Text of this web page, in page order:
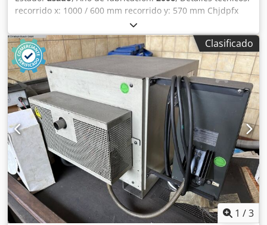
recorrido x: 1000 / 600 mm recorrido y: 570 mm Chjdpfx
Aleu Idfrs Aja recorrido z: 570 mm Control: Fagor 8055 MC
Almacén de herramientas con: 24 puestos
Portaherramientas: SK 40 Velocidad: 10 000 rpm
Portahusillo: SK40 Velocidades de avance sin
escalonamiento: X/Y/Z: 10 m/min. Avance rápido:: X/Y/Z: 24
m/min. Horas de funcionamiento Horas de encendido: no
visible h Tamaño de la mesa: 1200 x 500 mm Carga de la
mesa: 800 kg Distancia entre la punta del husillo y la mesa:
mín./máx. 100/670 mm Interfaz: 232 Potencia total
necesaria: 15 kW Peso de la máquina aprox.: 5,0 toneladas
Dimensiones de la máquina aprox. LxAnxAl: 3,3 x 2,3 x 2,8
m Equipamiento: -Unidad de refrigeración con
alimentación al husillo (sin IKZ) -Panel de control con
unidad de control manual -Transportador de chips -
Armario E con refrigeración Rittal SK 3305500 D.I. *
Clasificado
1 /3